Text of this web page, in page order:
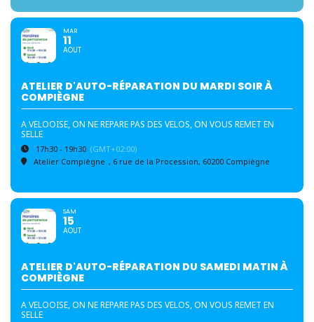
MAR
11
AOUT
ATELIER D'AUTO-RÉPARATION DU MARDI SOIR À
COMPIÈGNE
A VELOOISE, ON NE REPARE PAS DES VELOS, ON VOUS REMET EN
SELLE
17h30 - 19h30 (GMT+02:00)
Atelier Compiègne , 6 rue de la Procession, 60200 Compiègne
SAM
15
AOUT
ATELIER D'AUTO-RÉPARATION DU SAMEDI MATIN À
COMPIÈGNE
A VELOOISE, ON NE REPARE PAS DES VELOS, ON VOUS REMET EN
SELLE